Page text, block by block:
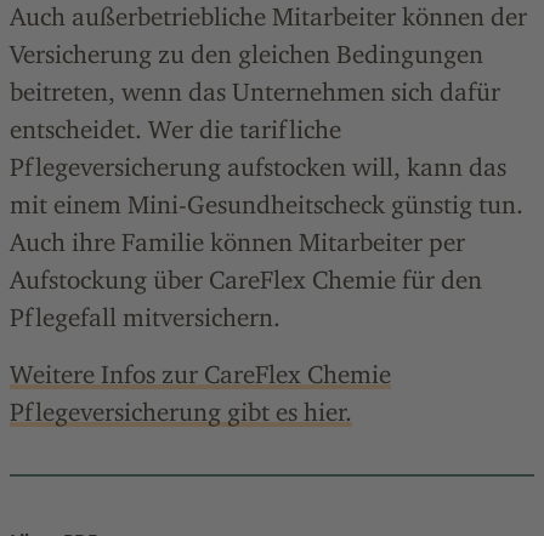
Auch außerbetriebliche Mitarbeiter können der
Versicherung zu den gleichen Bedingungen
beitreten, wenn das Unternehmen sich dafür
entscheidet. Wer die tarifliche
Pflegeversicherung aufstocken will, kann das
mit einem Mini-Gesundheitscheck günstig tun.
Auch ihre Familie können Mitarbeiter per
Aufstockung über CareFlex Chemie für den
Pflegefall mitversichern.
Weitere Infos zur CareFlex Chemie
Pflegeversicherung gibt es hier.